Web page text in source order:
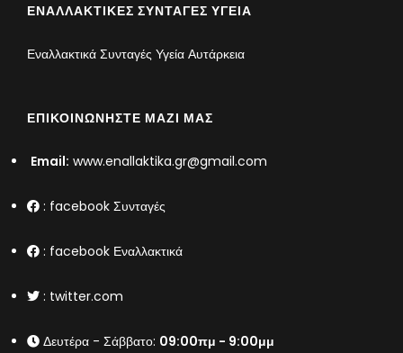
ΕΝΑΛΛΑΚΤΙΚΈΣ ΣΥΝΤΑΓΈΣ ΥΓΕΊΑ
Εναλλακτικά Συνταγές Υγεία Αυτάρκεια
ΕΠΙΚΟΙΝΩΝΉΣΤΕ ΜΑΖΊ ΜΑΣ
Email: www.enallaktika.gr@gmail.com
: facebook Συνταγές
: facebook Εναλλακτικά
: twitter.com
Δευτέρα - Σάββατο: 09:00πμ - 9:00μμ